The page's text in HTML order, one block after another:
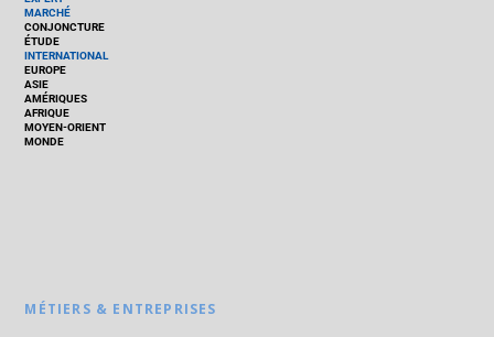
MARCHÉ
CONJONCTURE
ÉTUDE
INTERNATIONAL
EUROPE
ASIE
AMÉRIQUES
AFRIQUE
MOYEN-ORIENT
MONDE
MÉTIERS & ENTREPRISES